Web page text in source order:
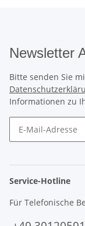
Newsletter
Bitte senden Sie
Informationen zu
Service-Hotline
Für Telefonische